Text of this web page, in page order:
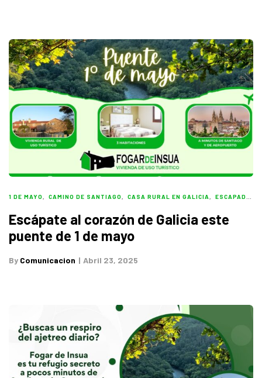
1 DE MAYO CAMINO DE SANTIAGO CASA RURAL EN GALICIA ESCAPADA RURAL
Escápate al corazón de Galicia este
puente de 1 de mayo
By Comunicacion Abril 23, 2025